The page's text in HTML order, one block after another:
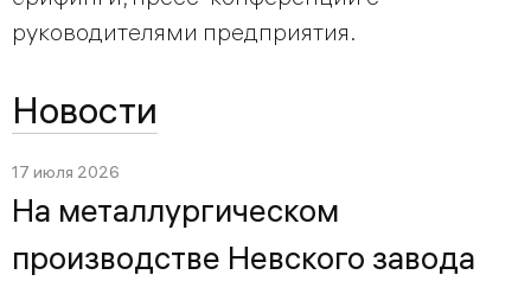
руководителями предприятия.
Новости
17 июля 2026
На металлургическом
производстве Невского завода